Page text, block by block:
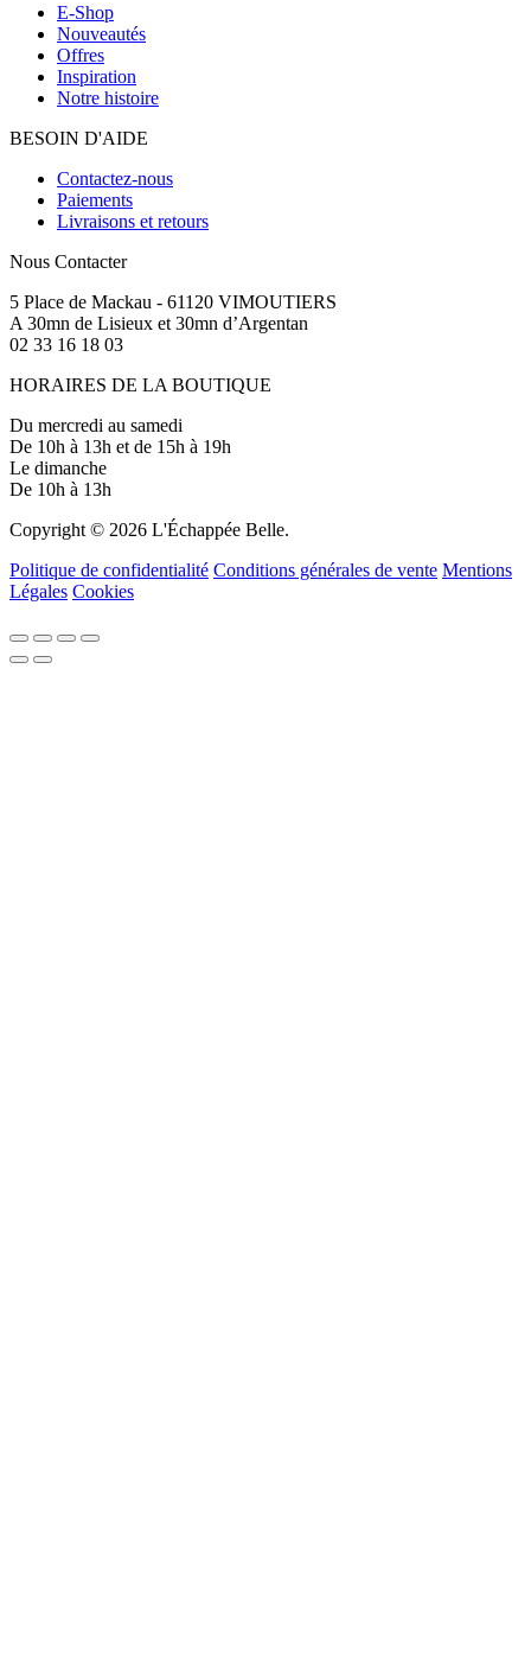
E-Shop
Nouveautés
Offres
Inspiration
Notre histoire
BESOIN D'AIDE
Contactez-nous
Paiements
Livraisons et retours
Nous Contacter
5 Place de Mackau - 61120 VIMOUTIERS
A 30mn de Lisieux et 30mn d’Argentan
02 33 16 18 03
HORAIRES DE LA BOUTIQUE
Du mercredi au samedi
De 10h à 13h et de 15h à 19h
Le dimanche
De 10h à 13h
Copyright © 2026 L'Échappée Belle.
Politique de confidentialité Conditions générales de vente Mentions
Légales Cookies